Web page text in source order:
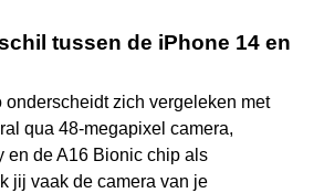
tussen de iPhone 14 en
onderscheidt zich vergeleken met
qua 48-megapixel camera,
en de A16 Bionic chip als
jij vaak de camera van je